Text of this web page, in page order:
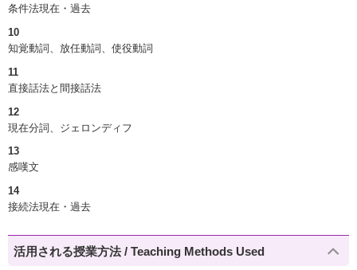
条件法現在・過去
10
知覚動詞、放任動詞、使役動詞
11
直接話法と間接話法
12
現在分詞、ジェロンディフ
13
感嘆文
14
接続法現在・過去
活用される授業方法 / Teaching Methods Used